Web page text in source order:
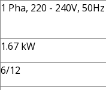
1 Pha, 220 - 240V, 50Hz
1.67 kW
6/12